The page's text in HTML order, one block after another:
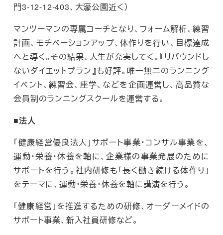
門3-12-12-403、大濠公園近く）
マンツーマンの専属コーチとなり、フォーム解析、練習
計画、モチベーションアップ、体作りを行い、目標達成
へと導く。その結果、人生が充実してく。『リバウンドし
ないダイエットプラン』も好評。唯一無二のランニング
イベント、練習会、座学、などを企画運営し、高品質な
会員制のランニングスクールを運営する。
■法人
「健康経営優良法人」サポート事業・コンサル事業を、
運動・栄養・休養を軸に、企業様の事業発展のために
サポートを行う。社内研修も「長く働き続ける体作り」
をテーマに、運動・栄養・休養を軸に講演を行う。
「健康経営」を推進するための研修、オーダーメイドの
サポート事業、新入社員研修など。